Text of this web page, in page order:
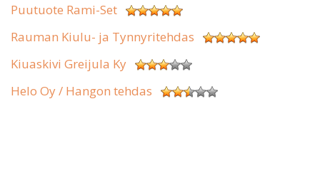
Puutuote Rami-Set
Rauman Kiulu- ja Tynnyritehdas
Kiuaskivi Greijula Ky
Helo Oy / Hangon tehdas